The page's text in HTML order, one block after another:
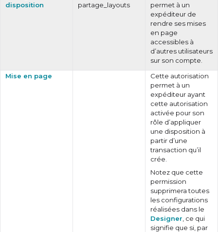
disposition
partage_layouts
permet à un
expéditeur de
rendre ses mises
en page
accessibles à
d’autres utilisateurs
sur son compte.
Mise en page
Cette autorisation
permet à un
expéditeur ayant
cette autorisation
activée pour son
rôle d’appliquer
une disposition à
partir d’une
transaction qu’il
crée.
Notez que cette
permission
supprimera toutes
les configurations
réalisées dans le
Designer , ce qui
signifie que si, par